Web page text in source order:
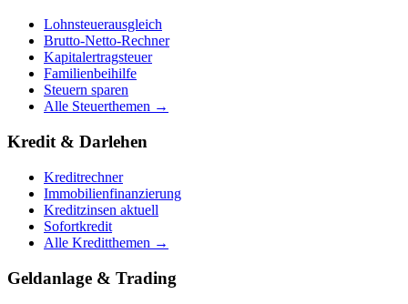
Lohnsteuerausgleich
Brutto-Netto-Rechner
Kapitalertragsteuer
Familienbeihilfe
Steuern sparen
Alle Steuerthemen →
Kredit & Darlehen
Kreditrechner
Immobilienfinanzierung
Kreditzinsen aktuell
Sofortkredit
Alle Kreditthemen →
Geldanlage & Trading